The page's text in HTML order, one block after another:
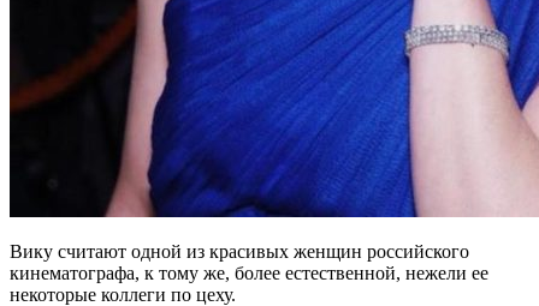
Вику считают одной из красивых женщин российского
кинематографа, к тому же, более естественной, нежели ее
некоторые коллеги по цеху.